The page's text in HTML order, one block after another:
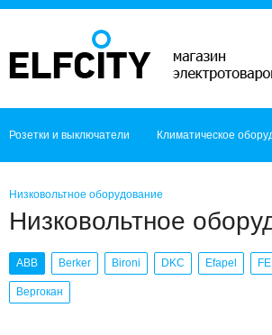
Розетки и выключатели Климатическое
Низковольтное оборудование
Низковольтное
ABB Berker Bironi DKC Efapel
Вергокан